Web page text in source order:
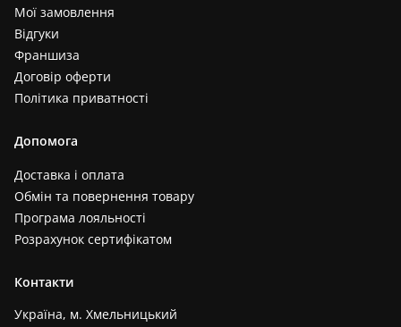
Мої замовлення
Відгуки
Франшиза
Договір оферти
Політика приватності
Допомога
Доставка і оплата
Обмін та повернення товару
Програма лояльності
Розрахунок сертифікатом
Контакти
Україна, м. Хмельницький